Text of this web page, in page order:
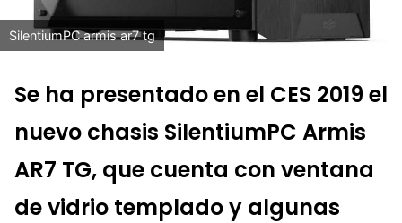
SilentiumPC armis ar7 tg
Se ha presentado en el CES 2019 el
nuevo chasis SilentiumPC Armis
AR7 TG, que cuenta con ventana
de vidrio templado y algunas